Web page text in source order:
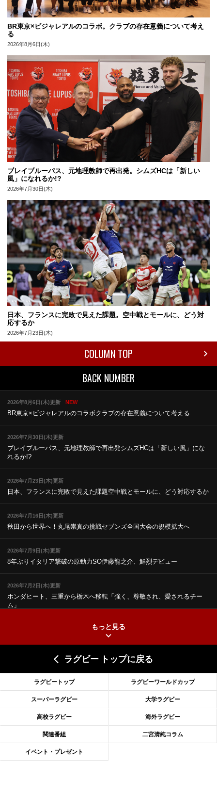
BR東京×ビジャレアルのコラボ。クラブの存在意義について考え
る
2026年8月6日(木)
ブレイブルーパス、元地理教師で再出発。シムズHCは「新しい
風」になれるか!?
2026年7月30日(木)
日本、フランスに完敗で見えた課題。空中戦とモールに、どう対
応するか
2026年7月23日(木)
COLUMN TOP
BACK NUMBER
2026年8月6日(木)更新 NEW
BR東京×ビジャレアルのコラボクラブの存在意義について考える
2026年7月30日(木)更新
ブレイブルーパス、元地理教師で再出発シムズHCは「新しい風」にな
れるか!?
2026年7月23日(木)更新
日本、フランスに完敗で見えた課題空中戦とモールに、どう対応するか
2026年7月16日(木)更新
秋田から世界へ！丸尾崇真の挑戦セブンズ全国大会の規模拡大へ
2026年7月9日(木)更新
8年ぶりイタリア撃破の原動力SO伊藤龍之介、鮮烈デビュー
2026年7月2日(木)更新
ホンダヒート、三重から栃木へ移転「強く、尊敬され、愛されるチー
ム」
2026年6月18日(木)更新
滑川剛人レフリー、早過ぎる引退「27年W杯の主審、遠のいた夢」
2026年6月11日(木)更新
神戸、リーグワン初優勝の道のりデイブ・レニーHCの功績と財産
2026年6月4日(木)更新
“泣き虫先生”こと山口良治氏死去「信は力なり」骨太の教育方針
もっと見る
ラグビー トップに戻る
ラグビートップ ラグビーワールドカップ
スーパーラグビー 大学ラグビー
高校ラグビー 海外ラグビー
関連番組 二宮清純コラム
イベント・プレゼント